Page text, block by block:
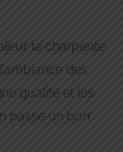
la charpente
des
qualité et les
passe un bon